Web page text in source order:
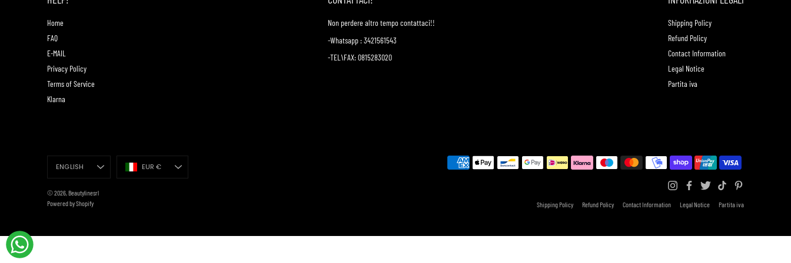
Home
FAQ
E-MAIL
Privacy Policy
Terms of Service
Klarna
Non perdere altro tempo contattaci!!
-Whatsapp : 3421561543
-TEL\FAX: 0815283020
Shipping Policy
Refund Policy
Contact Information
Legal Notice
Partita iva
Shipping Policy Refund Policy Contact Information Legal Notice Partita iva
Language
ENGLISH Currency
EUR €
© 2026,Beautylinesrl
Powered by Shopify